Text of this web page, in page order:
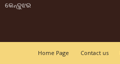
କେନ୍ଦୁଝର
Home Page Contact us